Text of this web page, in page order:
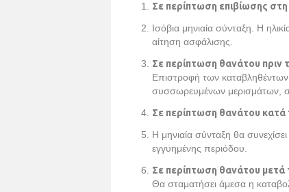
Σε περίπτωση επιβίωσης
Iσόβια μηνιαία σύνταξη. Η
αίτηση ασφάλισης.
Σε περίπτωση θανάτου πριν
Επιστροφή των καταβληθέντων
συσσωρευμένων μερισμάτων,
Σε περίπτωση θανάτου κατά
Η μηνιαία σύνταξη θα
εγγυημένης περιόδου.
Σε περίπτωση θανάτου μετά
Θα σταματήσει άμεσα η